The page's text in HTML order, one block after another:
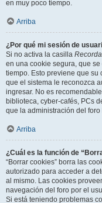
en muy poco tiempo.
Arriba
¿Por qué mi sesión de
Si no activa la casilla
en una cookie segura, que
tiempo. Esto previene que su
que el sistema le reconozca
ingresar. No es
biblioteca, cyber-cafés, PCs
que la administración del
Arriba
¿Cuál es la función de
“Borrar cookies” borra las
autorizado para acceder a
al mismo. Las cookies
navegación del foro por el
Si está teniendo problemas